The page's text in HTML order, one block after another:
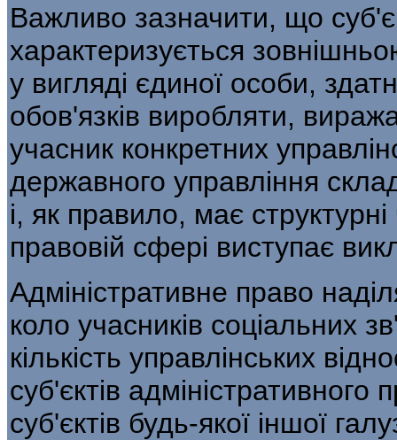
Важливо зазначити, що
характеризу­ється
у вигляді єдиної особи,
обов'язків виробляти,
учасник конкретних
державного управління
і, як правило, має
правовій сфері виступає
Адміністративне право
коло учас­ників соціальних
кількість управлін­ських
суб'єктів
суб'єктів будь-якої іншої